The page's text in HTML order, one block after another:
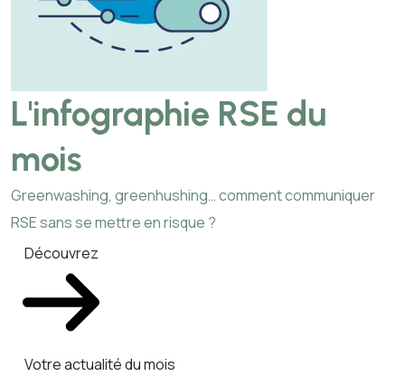
L'infographie RSE du
mois
Greenwashing, greenhushing… comment communiquer
RSE sans se mettre en risque ?
Découvrez
Votre actualité du mois